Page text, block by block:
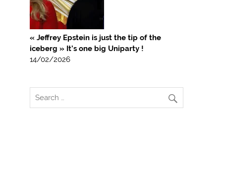
« Jeffrey Epstein is just the tip of the
iceberg » It’s one big Uniparty !
14/02/2026